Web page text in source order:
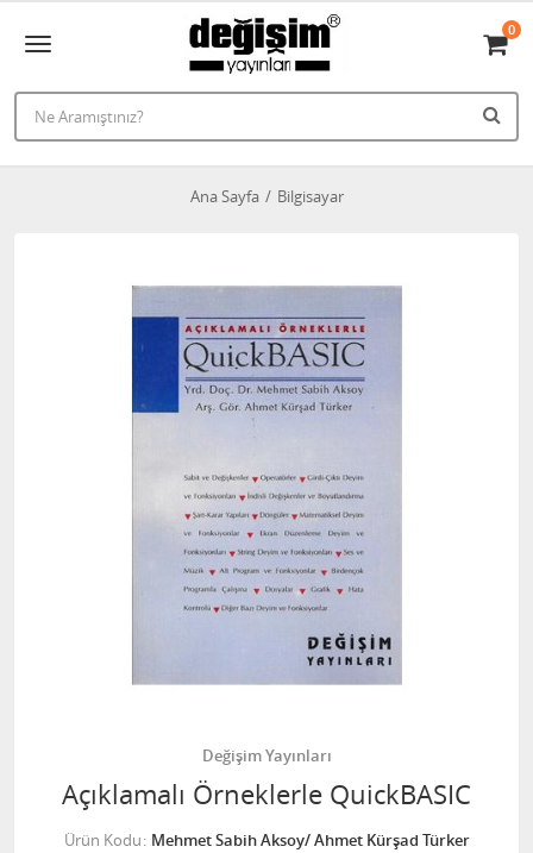
0
Ana Sayfa Bilgisayar
Değişim Yayınları
Açıklamalı Örneklerle QuickBASIC
Ürün Kodu Mehmet Sabih Aksoy/ Ahmet Kürşad Türker